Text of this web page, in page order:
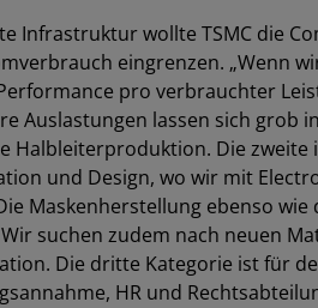
Infrastruktur wollte TSMC die
eingrenzen. „Wenn
pro verbrauchter
Auslastungen lassen sich
Halbleiterproduktion. Die zweite
und Design, wo wir mit
Maskenherstellung ebenso
suchen zudem nach neuen
Die dritte Kategorie ist für
HR und